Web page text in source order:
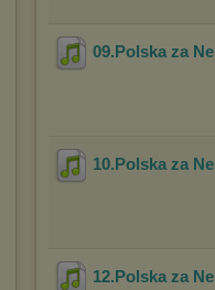
09.Polska za
10.Polska za
12.Polska za